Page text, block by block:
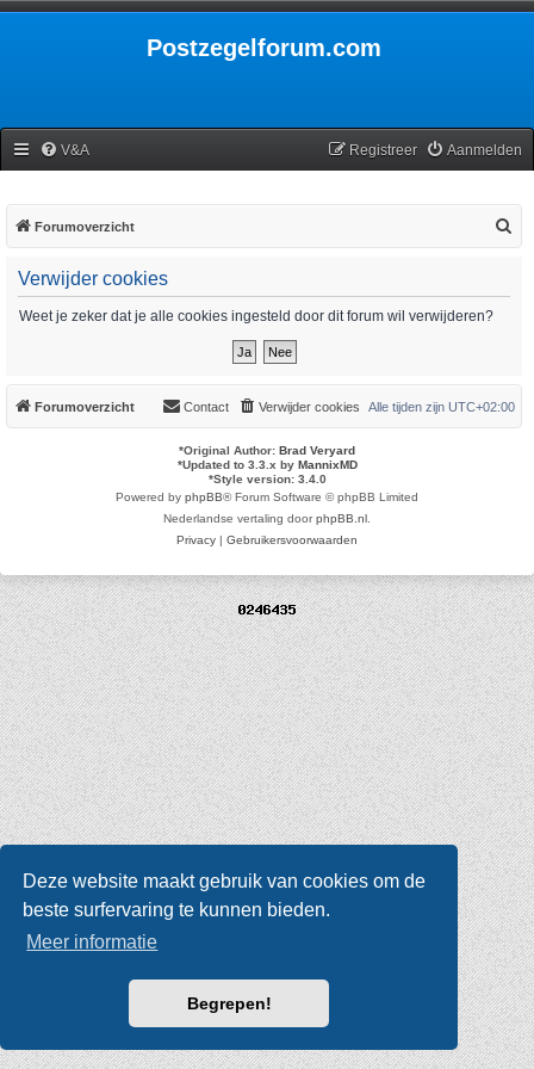
Deze website maakt gebruik van cookies om de
beste surfervaring te kunnen bieden.
Meer informatie
Begrepen!
Postzegelforum.com
V&A Aanmelden
Registreer
Forumoverzicht
Verwijder cookies
Weet je zeker dat je alle cookies ingesteld door dit forum wil verwijderen?
Forumoverzicht Alle tijden zijn UTC+02:00
Verwijder cookies
Contact
*Original Author: Brad Veryard
*Updated to 3.3.x by MannixMD
*Style version: 3.4.0
Powered by phpBB® Forum Software © phpBB Limited
Nederlandse vertaling doorphpBB.nl
Privacy | Gebruikersvoorwaarden